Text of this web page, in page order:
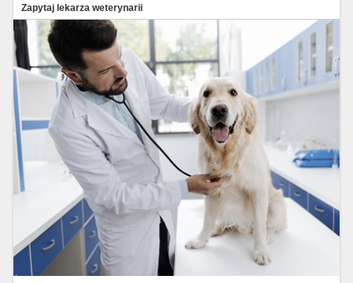
Zapytaj lekarza weterynarii